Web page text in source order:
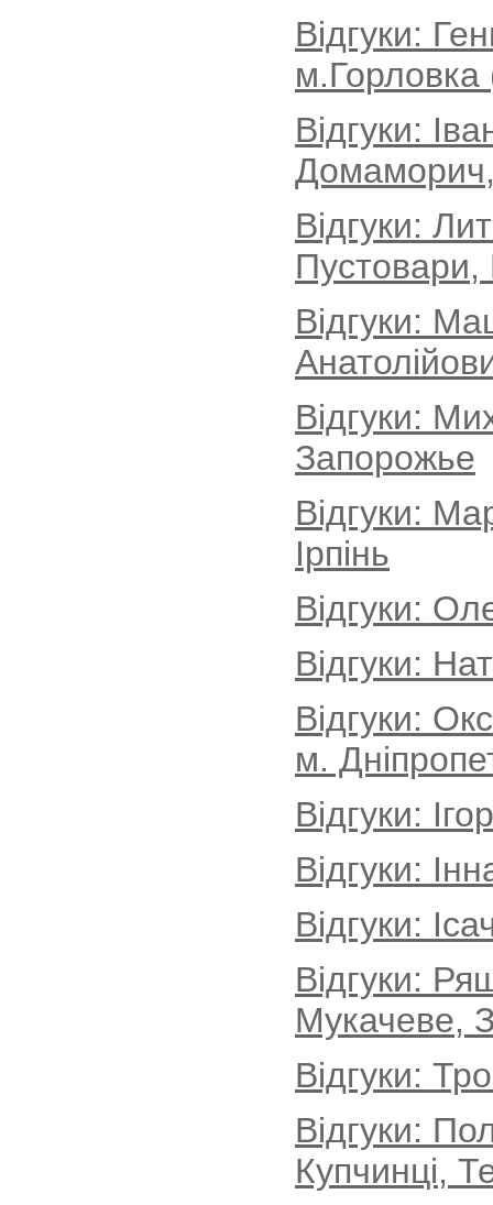
Відгуки:
Відгуки:
Домаморич,
Відгуки:
Пустовари,
Відгуки:
Відгуки:
Запорожье
Відгуки:
Ірпінь
Відгуки:
Відгуки:
Відгуки:
м.
Відгуки:
Відгуки:
Відгуки:
Відгуки:
Мукачеве,
Відгуки:
Відгуки:
Купчинці,